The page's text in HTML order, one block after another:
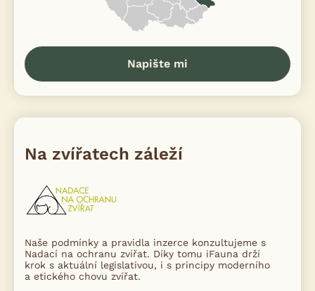
Napište mi
Na zvířatech záleží
Naše podmínky a pravidla inzerce konzultujeme s
Nadací na ochranu zvířat. Díky tomu iFauna drží
krok s aktuální legislativou, i s principy moderního
a etického chovu zvířat.